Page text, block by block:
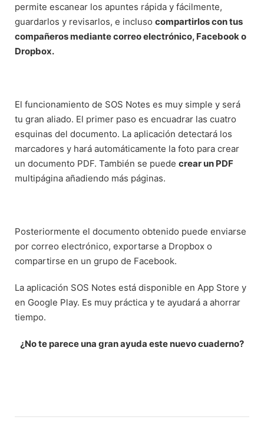
permite escanear los apuntes rápida y fácilmente,
guardarlos y revisarlos, e incluso compartirlos con tus
compañeros mediante correo electrónico, Facebook o
Dropbox.
El funcionamiento de SOS Notes es muy simple y será
tu gran aliado. El primer paso es encuadrar las cuatro
esquinas del documento. La aplicación detectará los
marcadores y hará automáticamente la foto para crear
un documento PDF. También se puede crear un PDF
multipágina añadiendo más páginas.
Posteriormente el documento obtenido puede enviarse
por correo electrónico, exportarse a Dropbox o
compartirse en un grupo de Facebook.
La aplicación SOS Notes está disponible en App Store y
en Google Play. Es muy práctica y te ayudará a ahorrar
tiempo.
¿No te parece una gran ayuda este nuevo cuaderno?